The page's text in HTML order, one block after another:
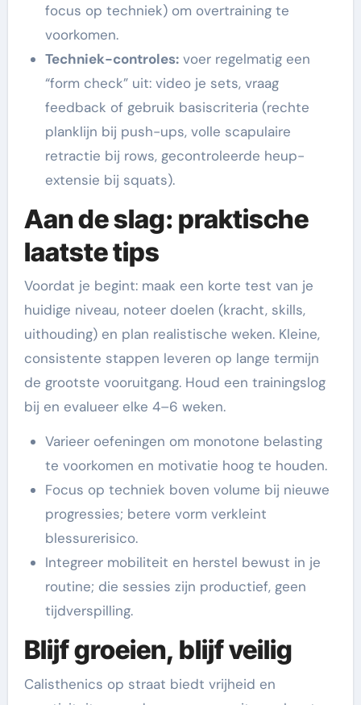
focus op techniek) om overtraining te
voorkomen.
Techniek-controles:voer regelmatig een
“form check” uit: video je sets, vraag
feedback of gebruik basiscriteria (rechte
planklijn bij push-ups, volle scapulaire
retractie bij rows, gecontroleerde heup-
extensie bij squats).
Aan de slag: praktische
laatste tips
Voordat je begint: maak een korte test van je
huidige niveau, noteer doelen (kracht, skills,
uithouding) en plan realistische weken. Kleine,
consistente stappen leveren op lange termijn
de grootste vooruitgang. Houd een trainingslog
bij en evalueer elke 4–6 weken.
Varieer oefeningen om monotone belasting
te voorkomen en motivatie hoog te houden.
Focus op techniek boven volume bij nieuwe
progressies; betere vorm verkleint
blessurerisico.
Integreer mobiliteit en herstel bewust in je
routine; die sessies zijn productief, geen
tijdverspilling.
Blijf groeien, blijf veilig
Calisthenics op straat biedt vrijheid en